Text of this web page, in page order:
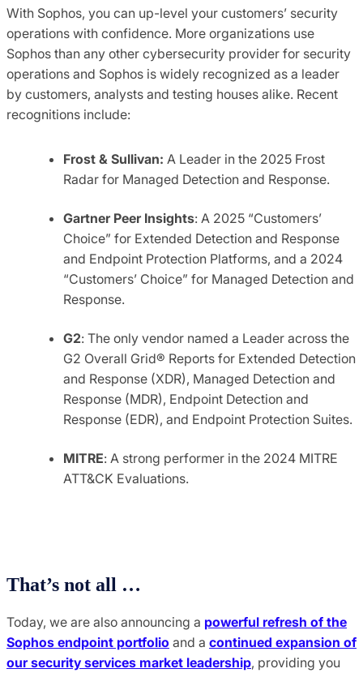
With Sophos, you can up-level your customers’ security
operations with confidence. More organizations use
Sophos than any other cybersecurity provider for security
operations and Sophos is widely recognized as a leader
by customers, analysts and testing houses alike. Recent
recognitions include:
Frost & Sullivan: A Leader in the 2025 Frost
Radar for Managed Detection and Response.
Gartner Peer Insights: A 2025 “Customers’
Choice” for Extended Detection and Response
and Endpoint Protection Platforms, and a 2024
“Customers’ Choice” for Managed Detection and
Response.
G2: The only vendor named a Leader across the
G2 Overall Grid® Reports for Extended Detection
and Response (XDR), Managed Detection and
Response (MDR), Endpoint Detection and
Response (EDR), and Endpoint Protection Suites.
MITRE: A strong performer in the 2024 MITRE
ATT&CK Evaluations.
That’s not all …
Today, we are also announcing a powerful refresh of the
Sophos endpoint portfolio and a continued expansion of
our security services market leadership, providing you